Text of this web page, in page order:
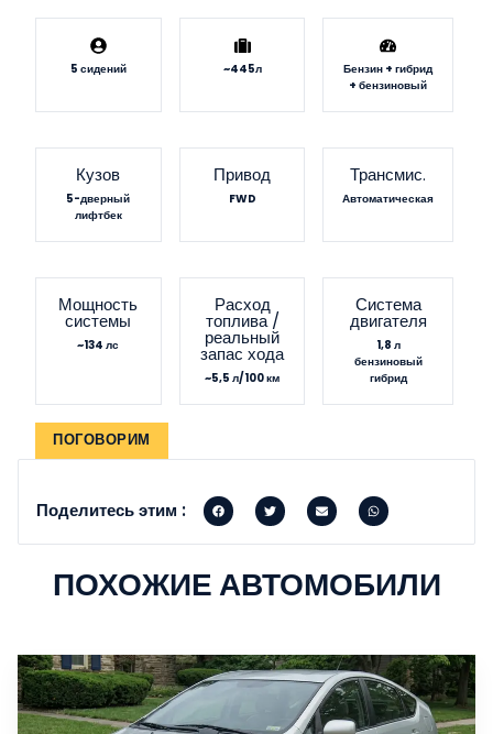
5 сидений ~445л
Бензин + гибрид
+ бензиновый
Кузов
5-дверный
лифтбек
Привод
FWD
Трансмис.
Автоматическая
Мощность
системы
~134 лс
Расход
топлива /
реальный
запас хода
~5,5 л/100 км
Система
двигателя
1,8 л
бензиновый
гибрид
ПОГОВОРИМ
Поделитесь этим :
ПОХОЖИЕ АВТОМОБИЛИ